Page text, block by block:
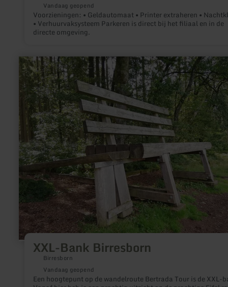
Vandaag geopend
Voorzieningen: • Geldautomaat • Printer extraheren • Nachtkluis
• Verhuurvaksysteem Parkeren is direct bij het filiaal en in de
directe omgeving.
XXL-Bank Birresborn
Birresborn
Vandaag geopend
Een hoogtepunt op de wandelroute Bertrada Tour is de XXL-
meer
informatie
over:
XXL-
Bank
Birresborn